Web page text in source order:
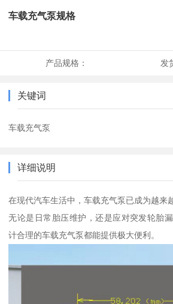
车载充气泵规格
产品规格： 发
关键词
车载充气泵
详细说明
在现代汽车生活中，车载充气泵已成为越来
无论是日常胎压维护，还是应对突发轮胎
计合理的车载充气泵都能提供极大便利。